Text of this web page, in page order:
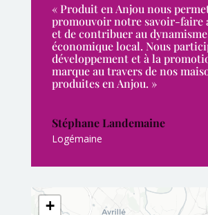
« Produit en Anjou nous
promouvoir notre savoir-faire
et de contribuer au dynamisme
économique local. Nous
développement et à la
marque au travers de nos
produites en Anjou. »
Stéphane Landemaine
Logémaine
+